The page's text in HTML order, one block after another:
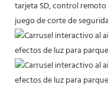
tarjeta SD, control
juego de corte de